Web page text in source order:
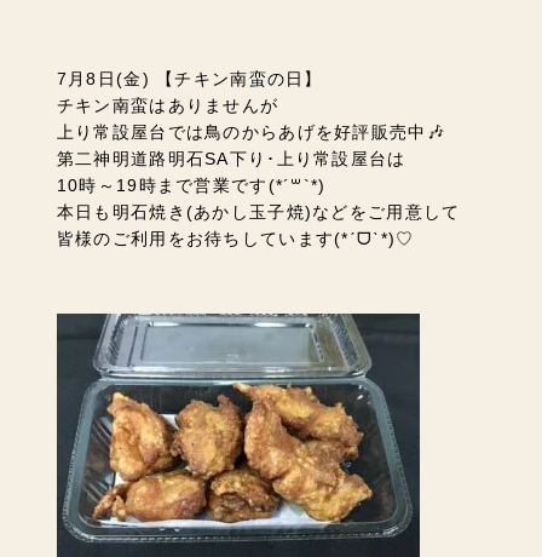
7月8日(金) 【チキン南蛮の日】
チキン南蛮はありませんが
上り常設屋台では鳥のからあげを好評販売中🎶
第二神明道路明石SA下り･上り常設屋台は
10時～19時まで営業です(*´꒳`*)
本日も明石焼き(あかし玉子焼)などをご用意して
皆様のご利用をお待ちしています(*ˊᗜˋ*)♡